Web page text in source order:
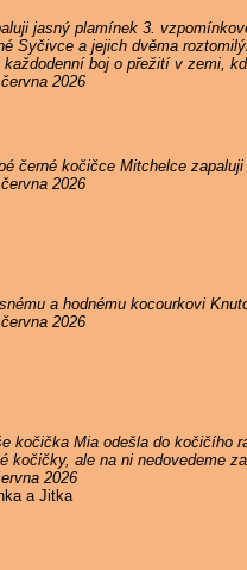
jasný plamínek 3.
Syčivce a jejich dvěma
každodenní boj o přežití v zemi,
2026
černé kočičce Mitchelce
2026
a hodnému kocourkovi
2026
kočička Mia odešla do kočičího
kočičky, ale na ni nedovedeme
2026
a Jitka